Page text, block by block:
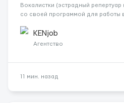
Вокалистки (эстрадный репертуар
со своей программой для работы
одного до трех месяцев. Мед.
KENjob
Агентство
11 мин. назад